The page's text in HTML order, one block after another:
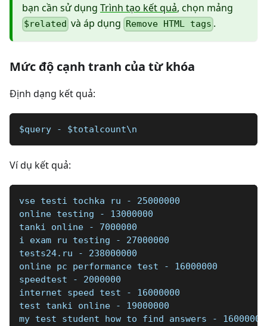
bạn cần sử dụng Trình tạo kết quả, chọn mảng
$related và áp dụng Remove HTML tags .
Mức độ cạnh tranh của từ khóa
Định dạng kết quả:
$query - $totalcount\n
Ví dụ kết quả:
vse testi tochka ru - 25000000
online testing - 13000000
tanki online - 7000000
i exam ru testing - 27000000
tests24.ru - 238000000
online pc performance test - 16000000
speedtest - 2000000
internet speed test - 16000000
test tanki online - 19000000
my test student how to find answers - 16000000